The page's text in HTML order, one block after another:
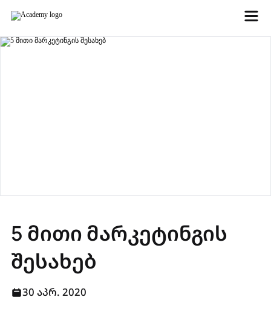
5 მითი მარკეტინგის
შესახებ
30 აპრ. 2020